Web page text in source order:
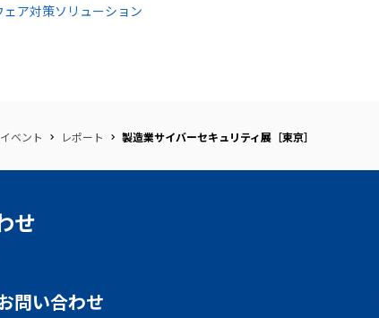
ェア対策ソリューション
ベント レポート 製造業サイバーセキュリティ展［東京］
せ
問い合わせ